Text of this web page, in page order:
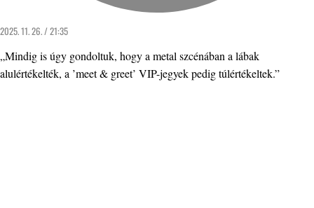
2025. 11. 26. / 21:35
„Mindig is úgy gondoltuk, hogy a metal szcénában a lábak
alulértékelték, a ’meet & greet’ VIP-jegyek pedig túlértékeltek.”